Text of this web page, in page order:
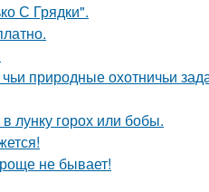
С Грядки".
природные охотничьи
лунку горох или бобы.
не бывает!